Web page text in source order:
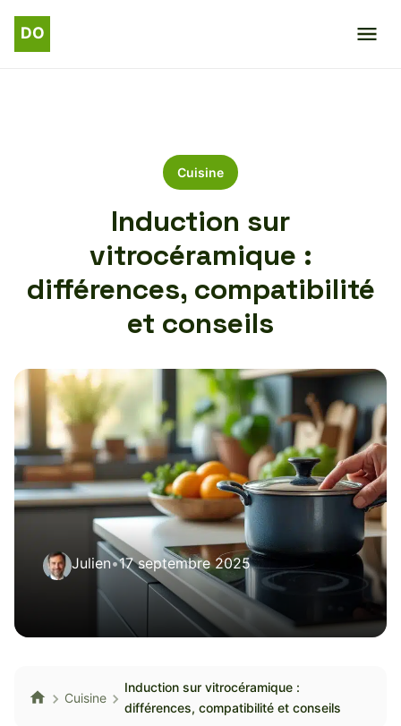
Cuisine
Induction sur
vitrocéramique :
différences, compatibilité
et conseils
Julien•17 septembre 2025
Cuisine
Induction sur vitrocéramique :
différences, compatibilité et conseils